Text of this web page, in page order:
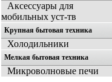
Аксессуары для
мобильных уст-тв
Крупная бытовая техника
Холодильники
Мелкая бытовая техника
Микроволновые печи